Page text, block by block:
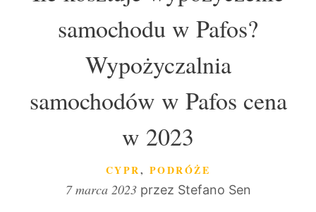
samochodu w Pafos?
Wypożyczalnia
samochodów w Pafos cena
w 2023
KATEGORIE
CYPR, PODRÓŻE
7 marca 2023 przez Stefano Sen